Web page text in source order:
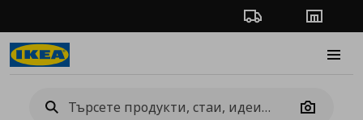
Проследяване на
Camera